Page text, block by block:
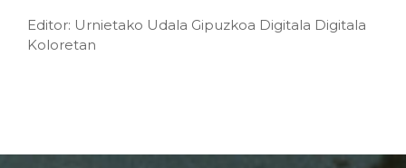
Editor: Urnietako Udala Gipuzkoa Digitala Digitala
Koloretan